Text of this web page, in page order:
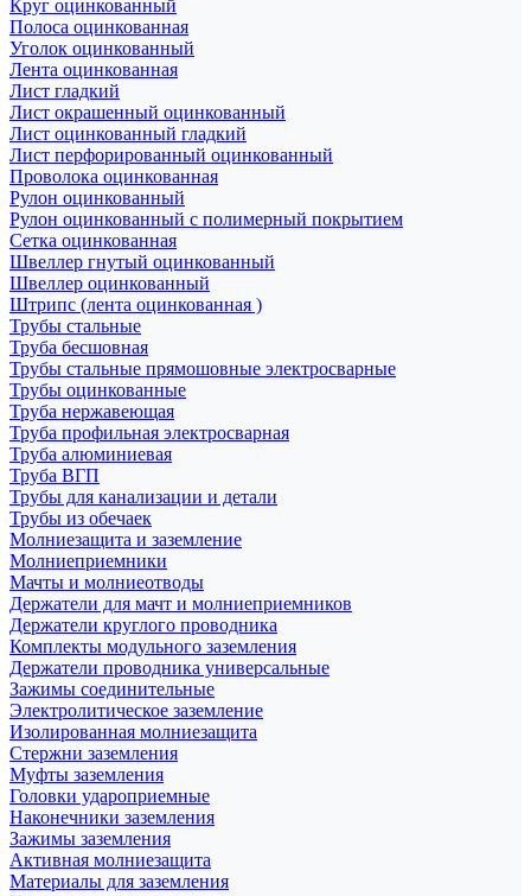
Круг оцинкованный
Полоса оцинкованная
Уголок оцинкованный
Лента оцинкованная
Лист гладкий
Лист окрашенный оцинкованный
Лист оцинкованный гладкий
Лист перфорированный оцинкованный
Проволока оцинкованная
Рулон оцинкованный
Рулон оцинкованный с полимерный покрытием
Сетка оцинкованная
Швеллер гнутый оцинкованный
Швеллер оцинкованный
Штрипс (лента оцинкованная )
Трубы стальные
Труба бесшовная
Трубы стальные прямошовные электросварные
Трубы оцинкованные
Труба нержавеющая
Труба профильная электросварная
Труба алюминиевая
Труба ВГП
Трубы для канализации и детали
Трубы из обечаек
Молниезащита и заземление
Молниеприемники
Мачты и молниеотводы
Держатели для мачт и молниеприемников
Держатели круглого проводника
Комплекты модульного заземления
Держатели проводника универсальные
Зажимы соединительные
Электролитическое заземление
Изолированная молниезащита
Стержни заземления
Муфты заземления
Головки удароприемные
Наконечники заземления
Зажимы заземления
Активная молниезащита
Материалы для заземления